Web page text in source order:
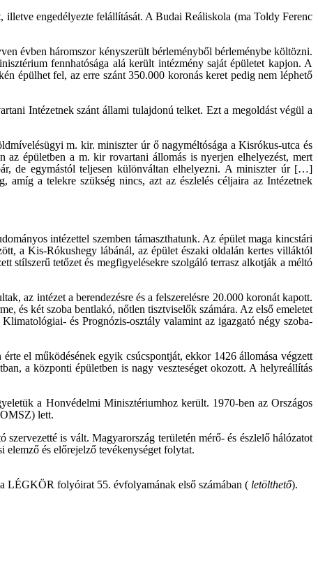
engedélyezte felállítását. A Budai Reáliskola (ma Toldy Ferenc
évben háromszor kényszerült bérleményből bérleménybe költözni.
fennhatósága alá került intézmény saját épületet kapjon. A
épülhet fel, az erre szánt 350.000 koronás keret pedig nem léphető
Intézetnek szánt állami tulajdonú telket. Ezt a megoldást végül a
m. kir. miniszter úr ő nagyméltósága a Kisrókus-utca és
épületben a m. kir rovartani állomás is nyerjen elhelyezést, mert
de egymástól teljesen különváltan elhelyezni. A miniszter úr […]
a telekre szükség nincs, azt az észlelés céljaira az Intézetnek
intézettel szemben támaszthatunk. Az épület maga kincstári
a Kis-Rókushegy lábánál, az épület északi oldalán kertes villáktól
stílszerű tetőzet és megfigyelésekre szolgáló terrasz alkotják a méltó
az intézet a berendezésre és a felszerelésre 20.000 koronát kapott.
és két szoba bentlakó, nőtlen tisztviselők számára. Az első emeletet
és Prognózis-osztály valamint az igazgató négy szoba-
el működésének egyik csúcspontját, ekkor 1426 állomása végzett
a központi épületben is nagy veszteséget okozott. A helyreállítás
a Honvédelmi Minisztériumhoz került. 1970-ben az Országos
lett.
is vált. Magyarország területén mérő- és észlelő hálózatot
elemző és előrejelző tevékenységet folytat.
LÉGKÖR folyóirat 55. évfolyamának első számában ( letölthető).